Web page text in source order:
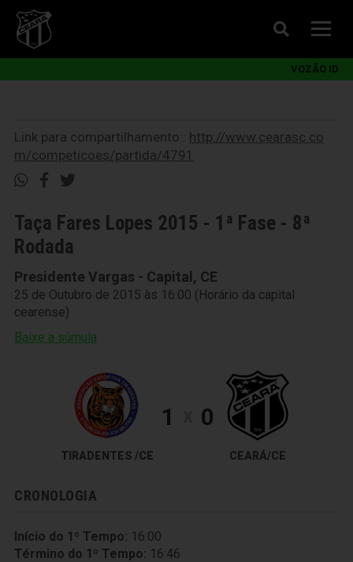
VOZÃO ID
Link para compartilhamento:: http://www.cearasc.co
m/competicoes/partida/4791
Taça Fares Lopes 2015 - 1ª Fase - 8ª
Rodada
Presidente Vargas - Capital, CE
25 de Outubro de 2015 às 16:00 (Horário da capital
cearense)
Baixe a súmula
TIRADENTES /CE
1 0
CEARÁ/CE
CRONOLOGIA
Início do 1º Tempo: 16:00
Término do 1º Tempo: 16:46